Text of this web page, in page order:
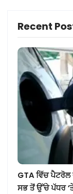
Recent
GTA ਵਿੱਚ ਪੈਟਰੋਲ
ਸਭ ਤੋਂ ਉੱਚੇ ਪੱਧਰ